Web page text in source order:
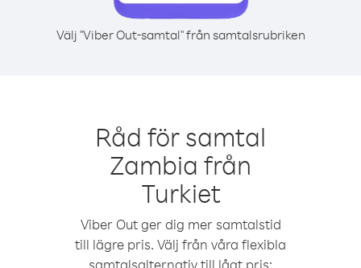
Välj "Viber Out-samtal" från samtalsrubriken
Råd för samtal
Zambia från
Turkiet
Viber Out ger dig mer samtalstid
till lägre pris. Välj från våra flexibla
samtalsalternativ till lågt pris: